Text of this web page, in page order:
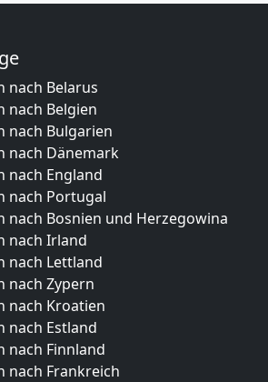
nach Belarus
nach Belgien
nach Bulgarien
nach Dänemark
nach England
nach Portugal
nach Bosnien und Herzegowina
nach Irland
nach Lettland
nach Zypern
nach Kroatien
nach Estland
nach Finnland
nach Frankreich